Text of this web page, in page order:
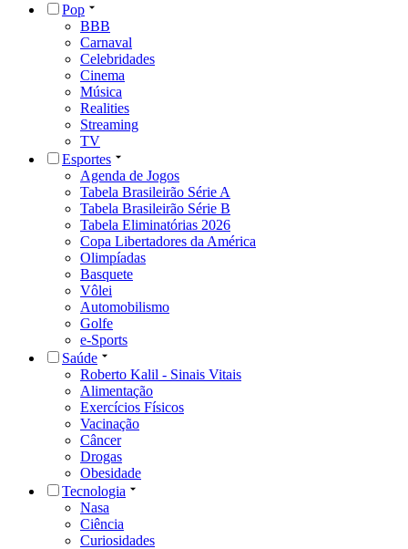
Pop
BBB
Carnaval
Celebridades
Cinema
Música
Realities
Streaming
TV
Esportes
Agenda de Jogos
Tabela Brasileirão Série A
Tabela Brasileirão Série B
Tabela Eliminatórias 2026
Copa Libertadores da América
Olimpíadas
Basquete
Vôlei
Automobilismo
Golfe
e-Sports
Saúde
Roberto Kalil - Sinais Vitais
Alimentação
Exercícios Físicos
Vacinação
Câncer
Drogas
Obesidade
Tecnologia
Nasa
Ciência
Curiosidades